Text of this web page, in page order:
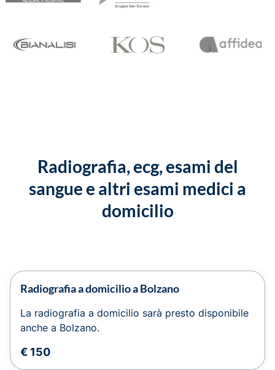
Radiografia, ecg, esami del
sangue e altri esami medici a
domicilio
Radiografia a domicilio a Bolzano
La radiografia a domicilio sarà presto disponibile
anche a Bolzano.
€ 150